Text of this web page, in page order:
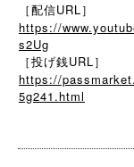
［配信URL］
https://
s2Ug
［投げ銭URL］
https://
5g241.html